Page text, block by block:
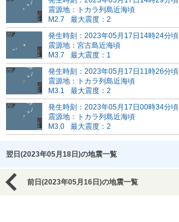
震源地：トカラ列島近海頃
M2.7
最大震度：2
発生時刻：2023年05月17日14時24分頃
震源地：宮古島近海頃
M3.7
最大震度：1
発生時刻：2023年05月17日11時26分頃
震源地：トカラ列島近海頃
M3.1
最大震度：2
発生時刻：2023年05月17日00時34分頃
震源地：トカラ列島近海頃
M3.0
最大震度：2
翌日(2023年05月18日)の地震一覧
前日(2023年05月16日)の地震一覧